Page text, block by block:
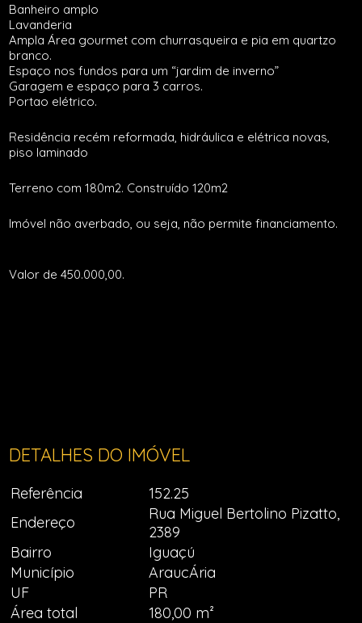
Banheiro amplo
Lavanderia
Ampla Área gourmet com churrasqueira e pia em quartzo
branco.
Espaço nos fundos para um “jardim de inverno”
Garagem e espaço para 3 carros.
Portao elétrico.
Residência recém reformada, hidráulica e elétrica novas,
piso laminado
Terreno com 180m2. Construído 120m2
Imóvel não averbado, ou seja, não permite financiamento.
Valor de 450.000,00.
DETALHES DO IMÓVEL
Referência
152.25
Endereço
Rua Miguel Bertolino Pizatto,
2389
Bairro
Iguaçú
Município
AraucÁria
UF
PR
Área total
180,00 m²